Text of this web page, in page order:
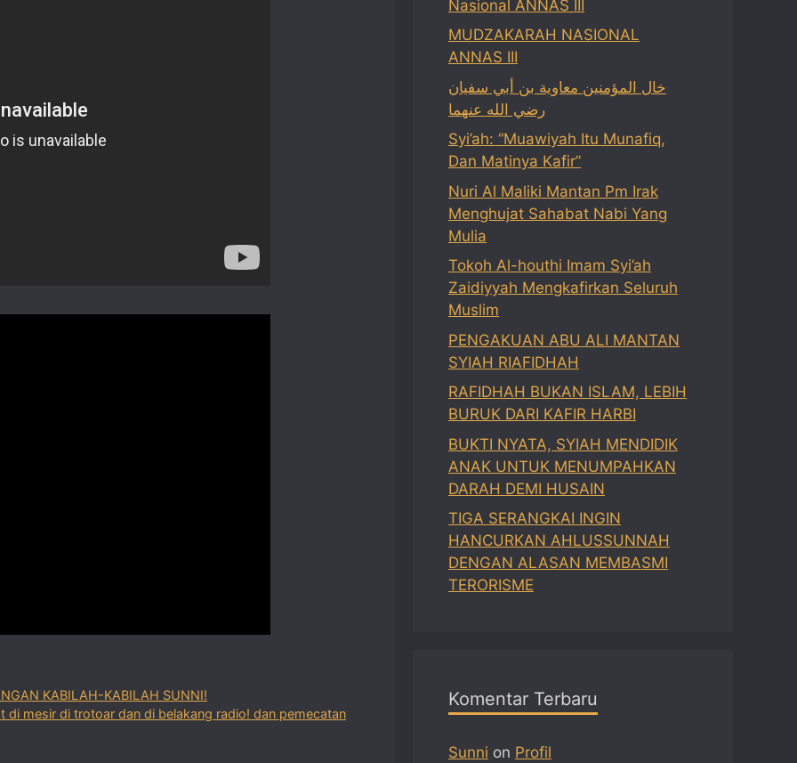
KABILAH-KABILAH SUNNI!
mesir di trotoar dan di belakang radio! dan pemecatan
Nasional ANNAS III
MUDZAKARAH NASIONAL
ANNAS III
خال المؤمنين معاوية بن أبي سفيان
رضي الله عنهما
Syi’ah: “Muawiyah Itu Munafiq,
Dan Matinya Kafir”
Nuri Al Maliki Mantan Pm Irak
Menghujat Sahabat Nabi Yang
Mulia
Tokoh Al-houthi Imam Syi’ah
Zaidiyyah Mengkafirkan Seluruh
Muslim
PENGAKUAN ABU ALI MANTAN
SYIAH RIAFIDHAH
RAFIDHAH BUKAN ISLAM, LEBIH
BURUK DARI KAFIR HARBI
BUKTI NYATA, SYIAH MENDIDIK
ANAK UNTUK MENUMPAHKAN
DARAH DEMI HUSAIN
TIGA SERANGKAI INGIN
HANCURKAN AHLUSSUNNAH
DENGAN ALASAN MEMBASMI
TERORISME
Komentar Terbaru
Sunni on Profil